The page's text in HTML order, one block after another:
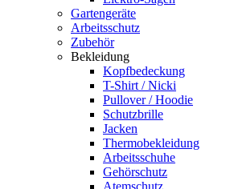
Gartengeräte
Arbeitsschutz
Zubehör
Bekleidung
Kopfbedeckung
T-Shirt / Nicki
Pullover / Hoodie
Schutzbrille
Jacken
Thermobekleidung
Arbeitsschuhe
Gehörschutz
Atemschutz